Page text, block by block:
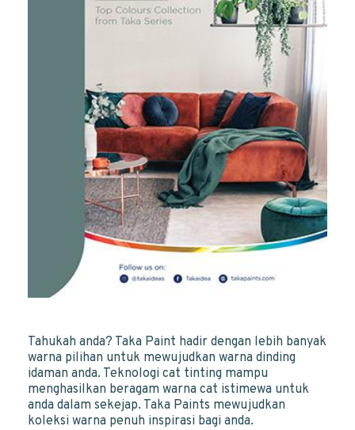
Tahukah anda? Taka Paint hadir dengan lebih banyak
warna pilihan untuk mewujudkan warna dinding
idaman anda. Teknologi cat tinting mampu
menghasilkan beragam warna cat istimewa untuk
anda dalam sekejap. Taka Paints mewujudkan
koleksi warna penuh inspirasi bagi anda.